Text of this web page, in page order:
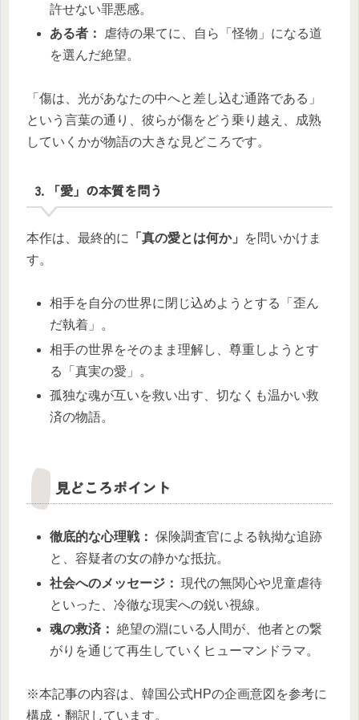
許せない罪悪感。
ある者：
虐待の果てに、自ら「怪物」になる道
を選んだ絶望。
「傷は、光があなたの中へと差し込む通路である」
という言葉の通り、彼らが傷をどう乗り越え、成熟
していくかが物語の大きな見どころです。
3. 「愛」の本質を問う
本作は、最終的に 「真の愛とは何か」
を問いかけま
す。
相手を自分の世界に閉じ込めようとする「歪ん
だ執着」。
相手の世界をそのまま理解し、尊重しようとす
る「真実の愛」。
孤独な魂が互いを救い出す、切なくも温かい救
済の物語。
見どころポイント
徹底的な心理戦： 保険調査官による執拗な追跡
と、容疑者の女の静かな抵抗。
社会へのメッセージ： 現代の無関心や児童虐待
といった、冷徹な現実への鋭い視線。
魂の救済： 絶望の淵にいる人間が、他者との繋
がりを通じて再生していくヒューマンドラマ。
※本記事の内容は、韓国公式HPの企画意図を参考に
構成・翻訳しています。